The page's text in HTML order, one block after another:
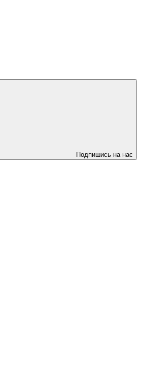
Подпишись на нас